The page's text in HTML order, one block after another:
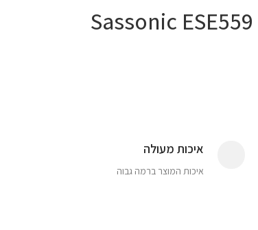
איכות מעולה
איכות המוצר ברמה גבוה